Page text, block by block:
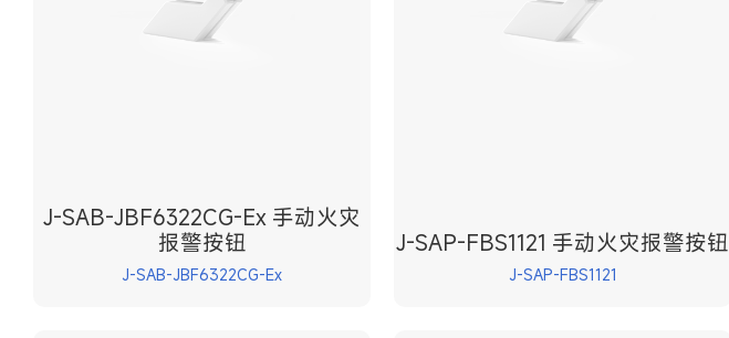
J-SAB-JBF6322CG-Ex 手动火灾
报警按钮
J-SAB-JBF6322CG-Ex
J-SAP-FBS1121 手动火灾报警按钮
J-SAP-FBS1121